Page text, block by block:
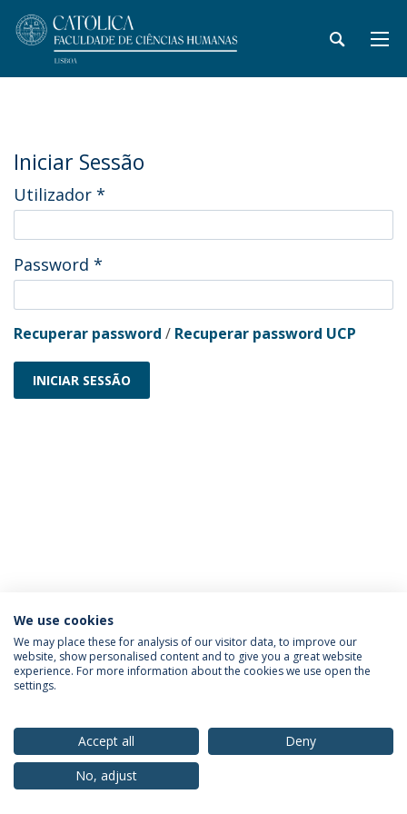
Iniciar Sessão
Utilizador *
Password *
Recuperar password / Recuperar password UCP
INICIAR SESSÃO
Política de Privacidade
Termos & Condições
Direitos do Titular dos Dados
© 2026 Universidade Católica Portuguesa
We use cookies
We may place these for analysis of our visitor data, to improve our
website, show personalised content and to give you a great website
experience. For more information about the cookies we use open the
settings.
Accept all
Deny
No, adjust